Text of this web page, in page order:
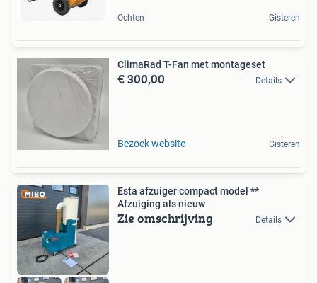
Ochten Gisteren
ClimaRad T-Fan met montageset
€ 300,00 Details
Bezoek website Gisteren
Esta afzuiger compact model **
Afzuiging als nieuw
Zie omschrijving Details